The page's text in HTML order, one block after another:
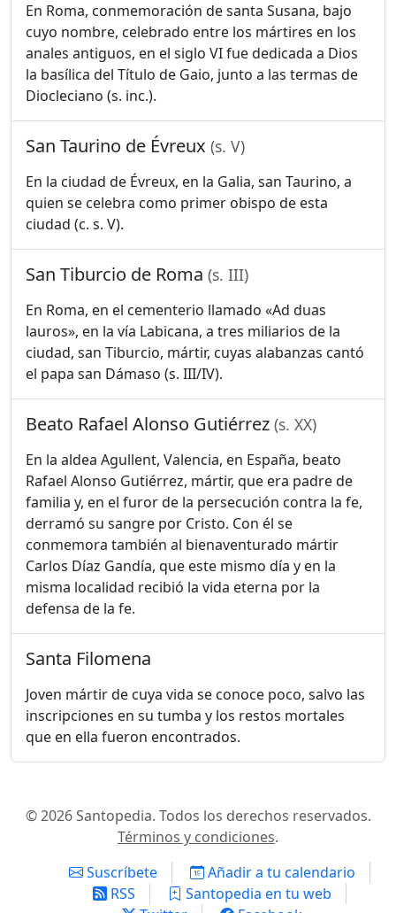
En Roma, conmemoración de santa Susana, bajo
cuyo nombre, celebrado entre los mártires en los
anales antiguos, en el siglo VI fue dedicada a Dios
la basílica del Título de Gaio, junto a las termas de
Diocleciano (s. inc.).
San Taurino de Évreux (s. V)
En la ciudad de Évreux, en la Galia, san Taurino, a
quien se celebra como primer obispo de esta
ciudad (c. s. V).
San Tiburcio de Roma (s. III)
En Roma, en el cementerio llamado «Ad duas
lauros», en la vía Labicana, a tres miliarios de la
ciudad, san Tiburcio, mártir, cuyas alabanzas cantó
el papa san Dámaso (s. III/IV).
Beato Rafael Alonso Gutiérrez (s. XX)
En la aldea Agullent, Valencia, en España, beato
Rafael Alonso Gutiérrez, mártir, que era padre de
familia y, en el furor de la persecución contra la fe,
derramó su sangre por Cristo. Con él se
conmemora también al bienaventurado mártir
Carlos Díaz Gandía, que este mismo día y en la
misma localidad recibió la vida eterna por la
defensa de la fe.
Santa Filomena
Joven mártir de cuya vida se conoce poco, salvo las
inscripciones en su tumba y los restos mortales
que en ella fueron encontrados.
© 2026 Santopedia. Todos los derechos reservados.
Términos y condiciones.
Suscríbete
Añadir a tu calendario
RSS
Santopedia en tu web